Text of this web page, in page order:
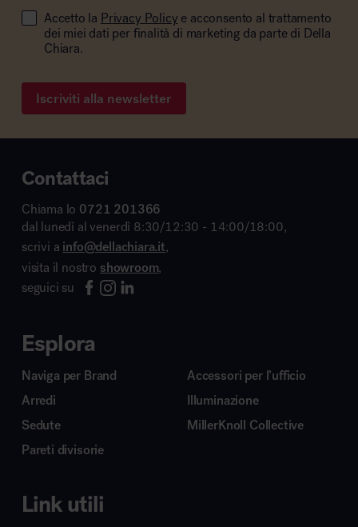
Accetto la Privacy Policy e acconsento al trattamento
dei miei dati per finalità di marketing da parte di Della
Chiara.
Iscriviti alla newsletter
Contattaci
Chiama lo 0721 201366
dal lunedì al venerdì 8:30/12:30 - 14:00/18:00,
scrivi a info@dellachiara.it,
visita il nostro showroom,
seguici su
Esplora
Naviga per Brand
Arredi
Sedute
Pareti divisorie
Accessori per l’ufficio
Illuminazione
MillerKnoll Collective
Link utili